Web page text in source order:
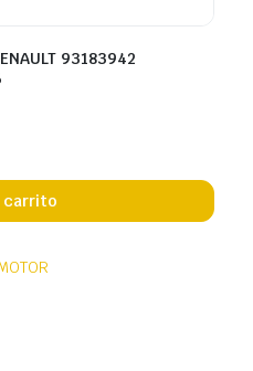
93183942
carrito